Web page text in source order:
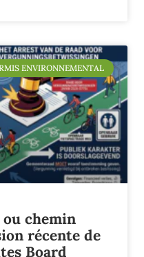
ENVIRONNEMENTAL
chemin
récente de
Board